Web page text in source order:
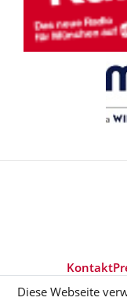
Kontakt
Diese Webseite